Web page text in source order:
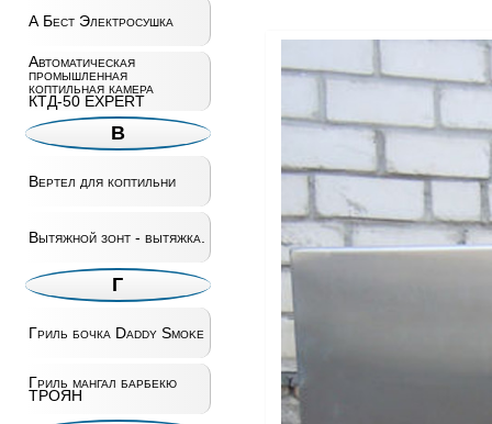
А Бест Электросушка
Автоматическая
промышленная
коптильная камера
КТД-50 EXPERT
В
Вертел для коптильни
Вытяжной зонт - вытяжка.
Г
Гриль бочка Daddy Smoke
Гриль мангал барбекю
ТРОЯН